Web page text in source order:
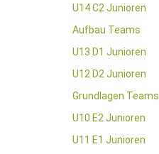
U14 C2 Junioren
Aufbau Teams
U13 D1 Junioren
U12 D2 Junioren
Grundlagen Teams
U10 E2 Junioren
U11 E1 Junioren